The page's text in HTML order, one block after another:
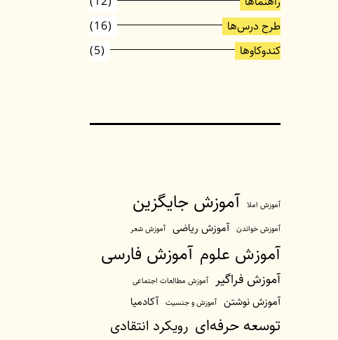
طرح درس‌ها
(16)
کندوکاوها
(5)
آموزش املا آموزش جایگزین
آموزش خواندن آموزش ریاضی آموزش شعر
آموزش علوم آموزش فارسی
آموزش فراگیر آموزش مطالعات اجتماعی
آموزش نوشتن آموزش و جنسیت آکادمیا
توسعه حرفه‌ای رویکرد انتقادی